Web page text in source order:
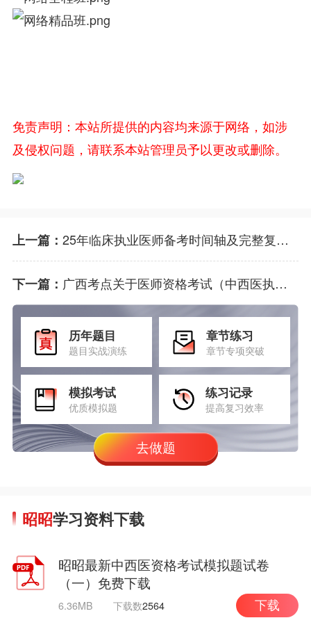
免责声明：本站所提供的内容均来源于网络，如涉
及侵权问题，请联系本站管理员予以更改或删除。
上一篇： 25年临床执业医师备考时间轴及完整复习方案！
下一篇： 广西考点关于医师资格考试（中西医执业医师）医学综合考试系列问答回复！
历年题目
题目实战演练
章节练习
章节专项突破
模拟考试
优质模拟题
练习记录
提高复习效率
去做题
昭昭学习资料下载
昭昭最新中西医资格考试模拟题试卷
（一）免费下载
6.36MB 下载数2564 下载